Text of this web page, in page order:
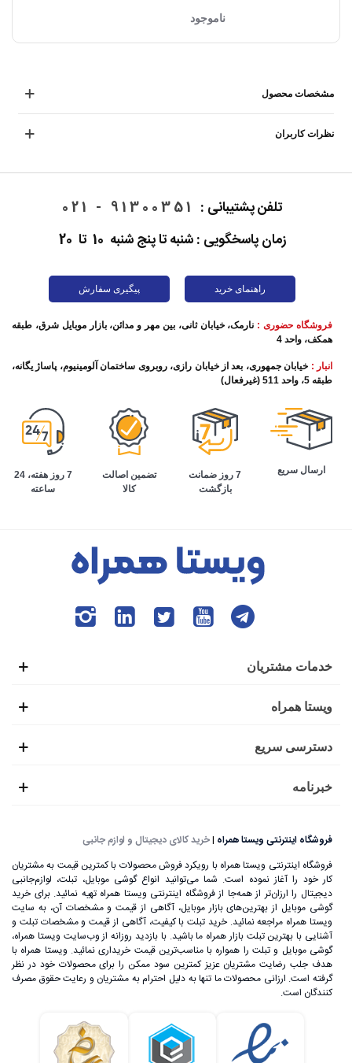
ناموجود
مشخصات محصول
نظرات کاربران
تلفن پشتیبانی : 91300351 - 021
زمان پاسخگویی : شنبه تا پنج شنبه 10 تا 20
راهنمای خرید پیگیری سفارش
فروشگاه حضوری : نارمک، خیابان ثانی، بین مهر و مدائن، بازار موبایل شرق، طبقه
همکف، واحد 4
انبار : خیابان جمهوری، بعد از خیابان رازی، روبروی ساختمان آلومینیوم، پاساژ یگانه،
طبقه 5، واحد 511 (غیرفعال)
ارسال سریع
7 روز ضمانت
بازگشت
تضمین اصالت
کالا
7 روز هفته، 24
ساعته
خدمات مشتریان
ویستا همراه
دسترسی سریع
خبرنامه
فروشگاه اینترنتی ویستا همراه |خرید کالای دیجیتال و لوازم جانبی
فروشگاه اینترنتی ویستا همراه با رویکرد فروش محصولات با کمترین قیمت به مشتریان
کار خود را آغاز نموده است. شما می‌توانید انواع گوشی موبایل، تبلت، لوازم‌جانبی
دیجیتال را ارزان‌تر از همه‌جا از فروشگاه اینترنتی ویستا همراه تهیه نمائید. برای خرید
گوشی موبایل از بهترین‌های بازار موبایل، آگاهی از قیمت و مشخصات آن، به ‌سایت
ویستا همراه مراجعه نمائید. خرید تبلت با کیفیت، آگاهی از قیمت و مشخصات تبلت و
آشنایی با بهترین تبلت بازار همراه ما باشید. با بازدید روزانه از وب‌سایت ویستا همراه،
گوشی موبایل و تبلت را همواره با مناسب‌ترین قیمت خریداری نمائید. ویستا همراه با
هدف جلب رضایت مشتریان عزیز کمترین سود ممکن را برای محصولات خود در نظر
گرفته است. ارزانی محصولات ما تنها به دلیل احترام به مشتریان و رعایت حقوق مصرف
کنندگان است.